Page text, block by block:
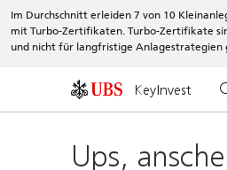
Im Durchschnitt erleiden 7 von 10
mit Turbo-Zertifikaten. Turbo-Zertifikate
und nicht für langfristige Anlagestrategien
KeyInvest
Ups,